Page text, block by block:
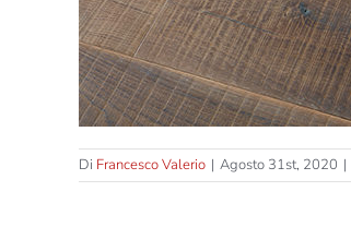
Di Francesco Valerio | Agosto 31st, 2020 |